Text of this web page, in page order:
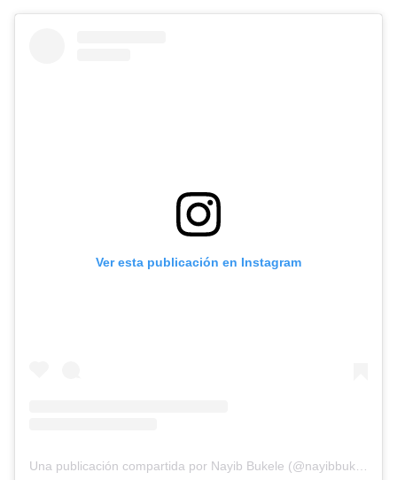
Ver esta publicación en Instagram
Una publicación compartida por Nayib Bukele (@nayibbukele)